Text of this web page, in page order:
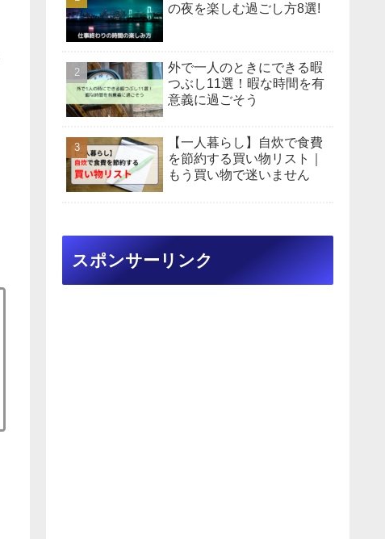
の夜を楽しむ過ごし方8選!
外で一人のときにできる暇
つぶし11選！暇な時間を有
意義に過ごそう
【一人暮らし】自炊で食費
を節約する買い物リスト｜
もう買い物で迷いません
スポンサーリンク